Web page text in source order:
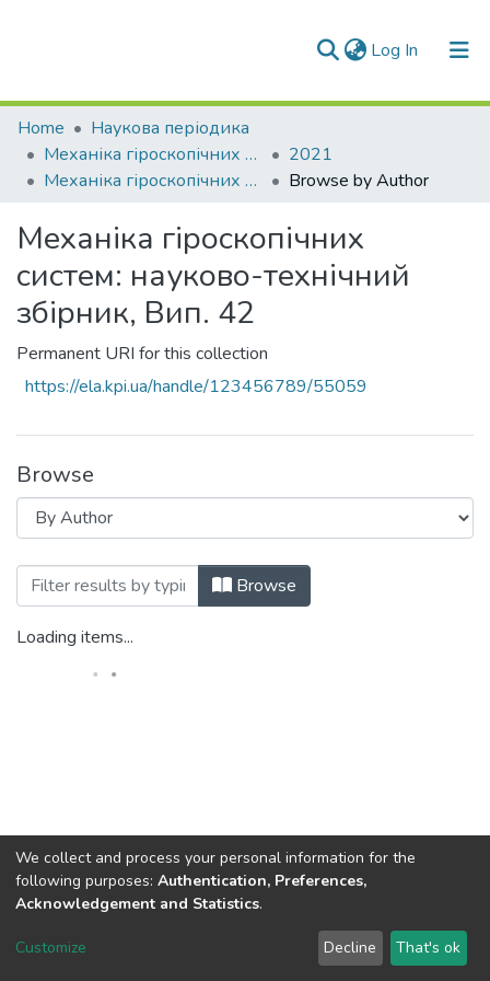
Log In (current)
Communities & Collections
All of DSpace
Home
Наукова періодика
Механіка гіроскопічних систем
2021
Механіка гіроскопічних систем: науково-технічний збірник, Вип. 42
Browse by Author
Механіка гіроскопічних
систем: науково-технічний
збірник, Вип. 42
Permanent URI for this collection
https://ela.kpi.ua/handle/123456789/55059
Browse
Browsing Механіка гіроскопічних
Browse
Loading items...
DSpace software copyright © 2002-2026 LYRASIS
We collect and process your personal information for the
following purposes: Authentication, Preferences,
Acknowledgement and Statistics.
Customize Decline That's ok